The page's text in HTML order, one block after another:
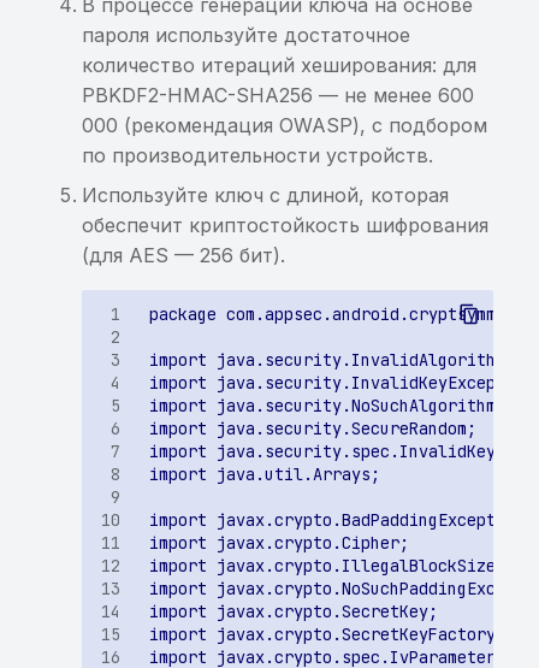
использование ранее
найденной sensitive-
информации
Хранение sensitive-
информации в кэше
клавиатуры
сообщения через Intent в
BroadcastReceiver
Возможность доступа к
произвольному файлу
через getParcelableExtra
информации в Binary
Cookies
Хранение sensitive-
информации в KeyChain
Небезопасный класс
защиты данных для
элемента KeyChain
Хранение или
использование ранее
найденной
чувствительной
информации
Приложение не
запрещает
использование
пользовательских
клавиатур
Потенциально
В процессе генерации ключа на основе
пароля используйте достаточное
количество итераций хеширования: для
PBKDF2-HMAC-SHA256 — не менее 600
000 (рекомендация OWASP), с подбором
по производительности устройств.
Используйте ключ с длиной, которая
обеспечит криптостойкость шифрования
(для AES — 256 бит).